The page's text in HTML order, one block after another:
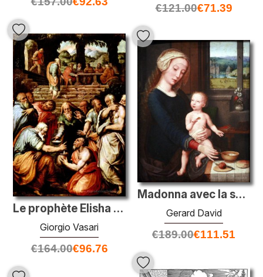
€121.00€71.39
Le prophète Elisha nettoie Naaman
Giorgio Vasari
€164.00€96.76
Madonna avec la soupe au lait
Gerard David
€189.00€111.51